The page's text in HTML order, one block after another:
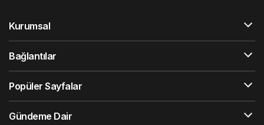
Kurumsal
Bağlantılar
Popüler Sayfalar
Gündeme Dair